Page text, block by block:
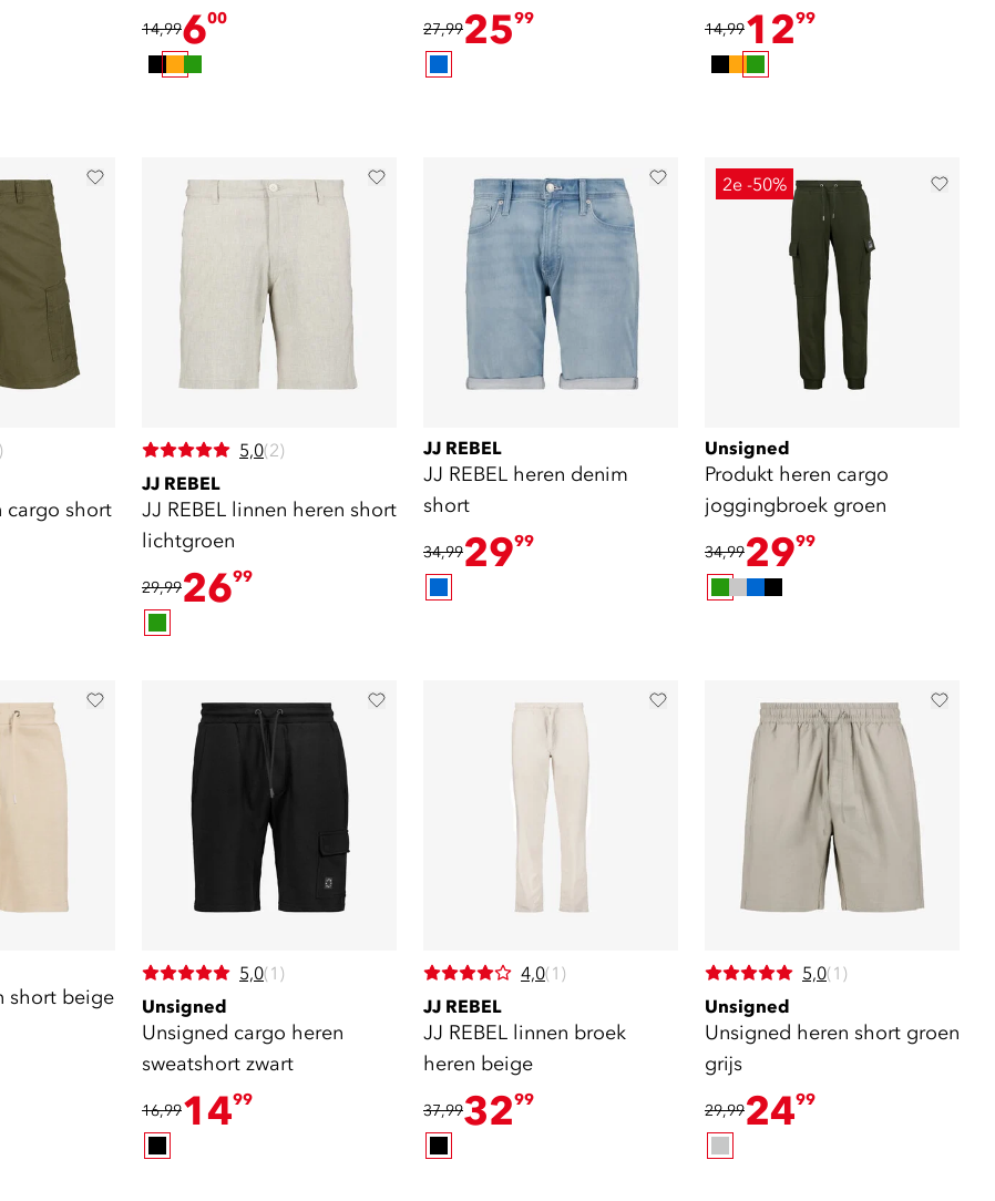
14,99600
27,992599
14,991299
cargo short
5,0(2)
JJ REBEL
JJ REBEL linnen heren short
lichtgroen
29,992699
JJ REBEL
JJ REBEL heren denim
short
34,992999
2e -50%
Unsigned
Produkt heren cargo
joggingbroek groen
34,992999
short beige
5,0(1)
Unsigned
Unsigned cargo heren
sweatshort zwart
16,991499
4,0(1)
JJ REBEL
JJ REBEL linnen broek
heren beige
37,993299
5,0(1)
Unsigned
Unsigned heren short groen
grijs
29,992499